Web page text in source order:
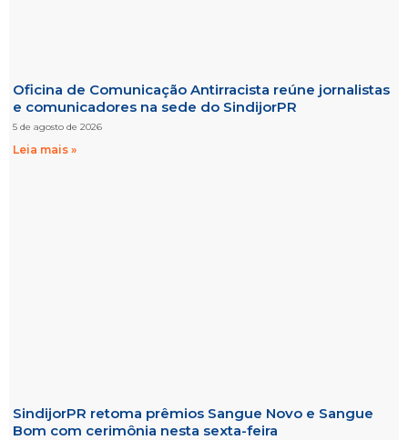
Oficina de Comunicação Antirracista reúne jornalistas
e comunicadores na sede do SindijorPR
5 de agosto de 2026
Leia mais »
SindijorPR retoma prêmios Sangue Novo e Sangue
Bom com cerimônia nesta sexta-feira